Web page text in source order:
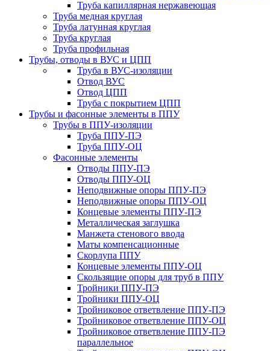
Труба капиллярная нержавеющая
Труба медная круглая
Труба латунная круглая
Труба круглая
Труба профильная
Трубы, отводы в ВУС и ЦПП
Труба в ВУС-изоляции
Отвод ВУС
Отвод ЦПП
Труба с покрытием ЦПП
Трубы и фасонные элементы в ППУ
Трубы в ППУ-изоляции
Труба ППУ-ПЭ
Труба ППУ-ОЦ
Фасонные элементы
Отводы ППУ-ПЭ
Отводы ППУ-ОЦ
Неподвижные опоры ППУ-ПЭ
Неподвижные опоры ППУ-ОЦ
Концевые элементы ППУ-ПЭ
Металлическая заглушка
Манжета стенового ввода
Маты компенсационные
Скорлупа ППУ
Концевые элементы ППУ-ОЦ
Скользящие опоры для труб в ППУ
Тройники ППУ-ПЭ
Тройники ППУ-ОЦ
Тройниковое ответвление ППУ-ПЭ
Тройниковое ответвление ППУ-ОЦ
Тройниковое ответвление ППУ-ПЭ
параллельное